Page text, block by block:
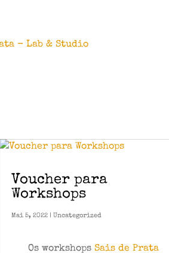
Voucher para
Workshops
Mai 5, 2022 Uncategorized
Os workshopsSais de Prata